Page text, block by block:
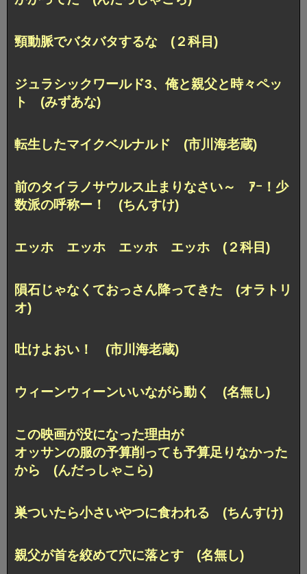
頸動脈でバタバタするな (２科目)
ジュラシックワールド3、俺と親父と時々ペッ
ト (みずあな)
転生したマイクベルナルド (市川海老蔵)
前のタイラノサウルス止まりなさい～ ｱｰ！少
数派の呼称ー！ (ちんすけ)
エッホ エッホ エッホ エッホ (２科目)
隕石じゃなくておっさん降ってきた (オラトリ
オ)
吐けよおい！ (市川海老蔵)
ウィーンウィーンいいながら動く (名無し)
この映画が没になった理由が
オッサンの服の予算削っても予算足りなかった
から (んだっしゃこら)
巣ついたら小さいやつに食われる (ちんすけ)
親父が首を絞めて穴に落とす (名無し)